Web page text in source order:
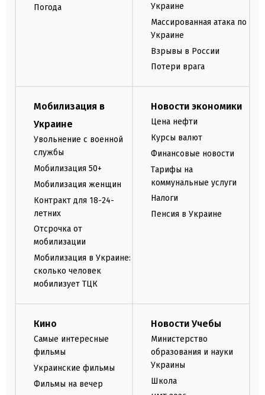
Погода
Украине
Массированная атака по
Украине
Взрывы в России
Потери врага
Мобилизация в
Украине
Увольнение с военной
службы
Мобилизация 50+
Мобилизация женщин
Контракт для 18-24-
летних
Отсрочка от
мобилизации
Мобилизация в Украине:
сколько человек
мобилизует ТЦК
Новости экономики
Цена нефти
Курсы валют
Финансовые новости
Тарифы на
коммунальные услуги
Налоги
Пенсия в Украине
Кино
Самые интересные
фильмы
Украинские фильмы
Фильмы на вечер
Новости Учебы
Министерство
образования и науки
Украины
Школа